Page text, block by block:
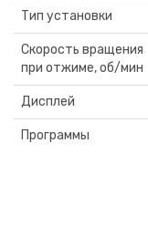
Тип установки
Скорость вращения
при отжиме, об/мин
Дисплей
Программы